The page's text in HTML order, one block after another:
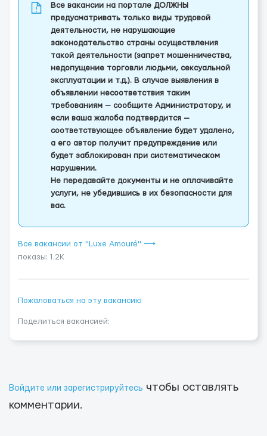
Все вакансии на портале ДОЛЖНЫ
предусматривать только виды трудовой
деятельности, не нарушающие
законодательство страны осуществления
такой деятельности (запрет мошенничества,
недопущение торговли людьми, сексуальной
эксплуатации и т.д.). В случае выявления в
объявлении несоответствия таким
требованиям — сообщите Администратору, и
если ваша жалоба подтвердится —
соответствующее объявление будет удалено,
а его автор получит предупреждение или
будет заблокирован при систематическом
нарушении.
Не передавайте документы и не оплачивайте
услуги, не убедившись в их безопасности для
вас.
Все вакансии от "Luxe Amouré" ⟶
показы: 1.2K
Пожаловаться на эту вакансию
Поделиться вакансией:
Войдите или зарегистрируйтесь чтобы оставлять
комментарии.